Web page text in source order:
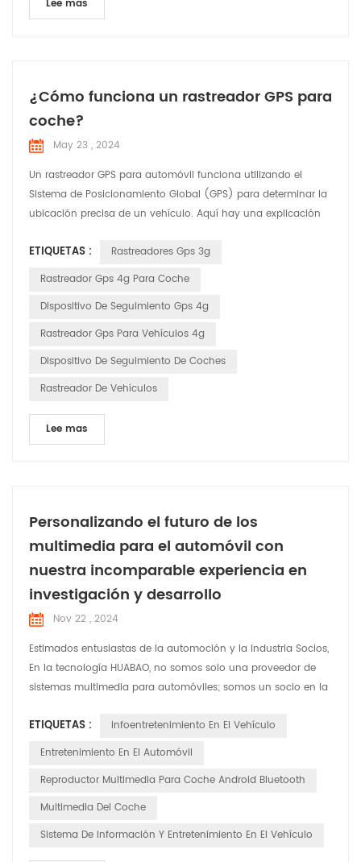
Lee mas
¿Cómo funciona un rastreador GPS para
coche?
May 23 , 2024
Un rastreador GPS para automóvil funciona utilizando el
Sistema de Posicionamiento Global (GPS) para determinar la
ubicación precisa de un vehículo. Aquí hay una explicación
en una red de satélites que orbitan la Tierra. Estos satélites
transmiten continuamente señales que incluyen su ubicación
ETIQUETAS :
Rastreadores Gps 3g
Rastreador Gps 4g Para Coche
Dispositivo De Seguimiento Gps 4g
Rastreador Gps Para Vehículos 4g
Dispositivo De Seguimiento De Coches
Rastreador De Vehículos
Lee mas
Personalizando el futuro de los
multimedia para el automóvil con
nuestra incomparable experiencia en
investigación y desarrollo
Nov 22 , 2024
Estimados entusiastas de la automoción y la industria Socios,
En la tecnología HUABAO, no somos solo una proveedor de
sistemas multimedia para automóviles; somos un socio en la
encantados de compartir nuestro compromiso con
innovación y personalización, asegurando que cada vehículo
no s...
ETIQUETAS :
Infoentretenimiento En El Vehículo
Entretenimiento En El Automóvil
Reproductor Multimedia Para Coche Android Bluetooth
Multimedia Del Coche
Sistema De Información Y Entretenimiento En El Vehículo